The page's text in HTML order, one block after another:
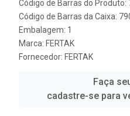
Código de Barras do Produto:
Código de Barras da Caixa:
Embalagem: 1
Marca: FERTAK
Fornecedor: FERTAK
Faça
cadastre-se para